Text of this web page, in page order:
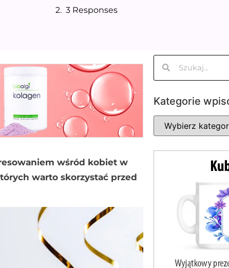
3 Responses
wśród kobiet w
warto skorzystać przed
Kategorie